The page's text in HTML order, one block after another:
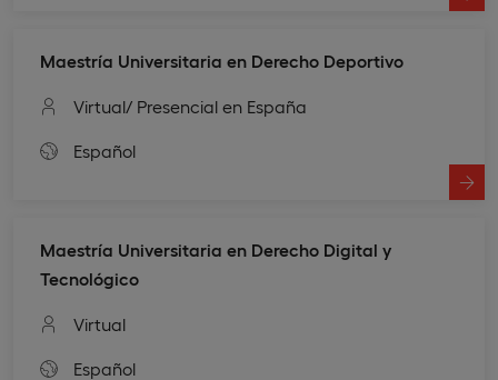
Maestría Universitaria en Derecho Deportivo
Virtual/ Presencial en España
Español
Maestría Universitaria en Derecho Digital y
Tecnológico
Virtual
Español